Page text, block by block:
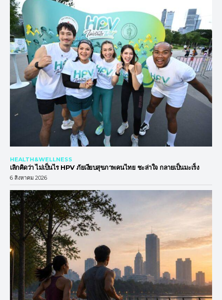
HEALTH&WELLNESS
เลิกคิดว่า ไม่เป็นไร HPV ภัยเงียบสุขภาพคนไทย ชะล่าใจ กลายเป็นมะเร็ง
6 สิงหาคม 2026